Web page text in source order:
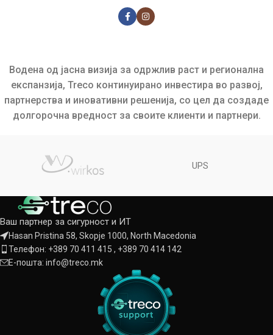
Водена од јасна визија за одржлив раст и регионална
експанзија, Treco континуирано инвестира во развој,
партнерства и иновативни решенија, со цел да создаде
долгорочна вредност за своите клиенти и партнери.
UPS
Ваш партнер за сигурност и ИТ
Hasan Pristina 58, Skopje 1000, North Macedonia
Телефон: +389 70 411 415 , +389 70 414 142
Е-пошта: info@treco.mk